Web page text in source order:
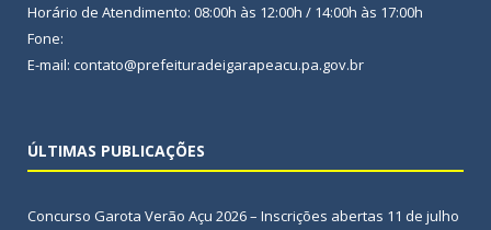
Horário de Atendimento: 08:00h às 12:00h / 14:00h às 17:00h
Fone:
E-mail: contato@prefeituradeigarapeacu.pa.gov.br
ÚLTIMAS PUBLICAÇÕES
Concurso Garota Verão Açu 2026 – Inscrições abertas 11 de julho